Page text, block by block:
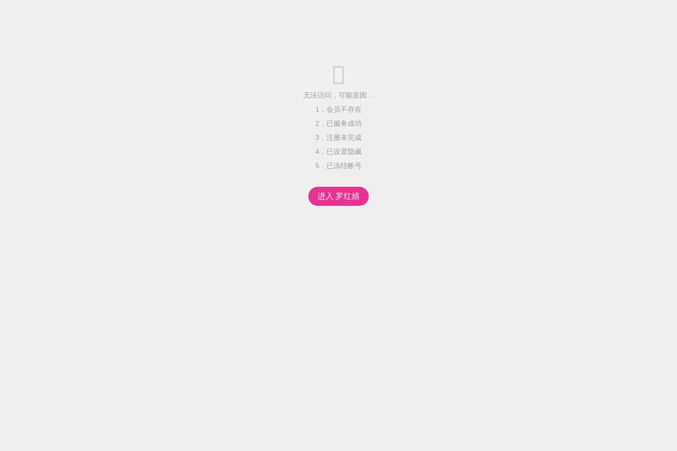

无法访问，可能原因：
1．会员不存在
2．已服务成功
3．注册未完成
4．已设置隐藏
5．已冻结帐号
进入 罗红娘